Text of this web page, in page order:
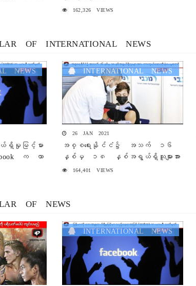
162,326 VIEWS
OF INTERNATIONAL NEWS
NEWS
ရှိမှုမြင့်မား
က ယာ
INTERNATIONAL NEWS
26 JAN 2021
အစ္စရေးနိုင်ငံ၌ အသက် ၁၆
နှစ်မှ ၁၈ နှစ်အရွယ်ရှိသူများအား
ကာကွယ်ဆေးထိုးနှံပေးမှု စတင်
164,401 VIEWS
OF NEWS
INTERNATIONAL NEWS